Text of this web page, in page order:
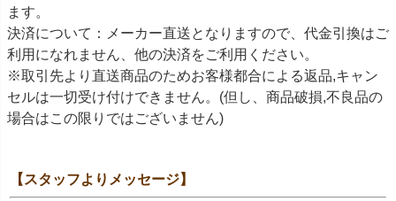
ます。
決済について：メーカー直送となりますので、代金引換はご
利用になれません、他の決済をご利用ください。
※取引先より直送商品のためお客様都合による返品,キャン
セルは一切受け付けできません。(但し、商品破損,不良品の
場合はこの限りではございません)
【スタッフよりメッセージ】